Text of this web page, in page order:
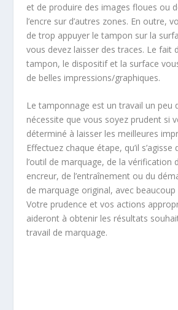
et de produire des images floues ou
l’encre sur d’autres zones. En outre,
de trop appuyer le tampon sur la
vous devez laisser des traces. Le fait
tampon, le dispositif et la surface
de belles impressions/graphiques.
Le tamponnage est un travail un peu
nécessite que vous soyez prudent si
déterminé à laisser les meilleures
Effectuez chaque étape, qu’il
l’outil de marquage, de la vérification
encreur, de l’entraînement ou du
de marquage original, avec
Votre prudence et vos actions
aideront à obtenir les résultats
travail de marquage.